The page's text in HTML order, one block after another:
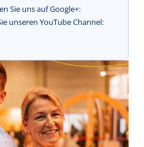
Sie uns auf Google+:
unseren YouTube Channel: